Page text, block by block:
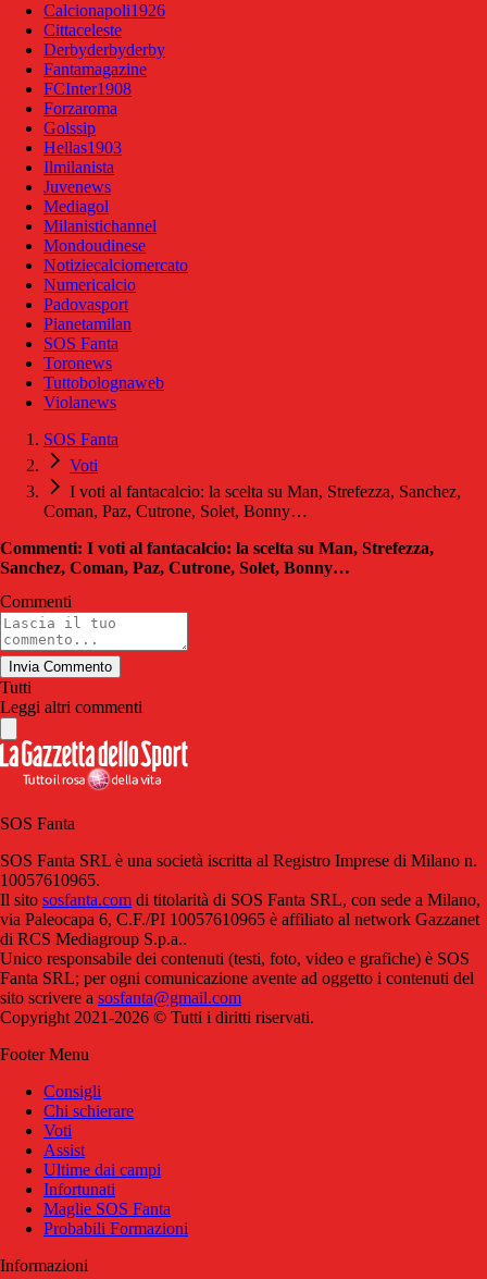
Calcionapoli1926
Cittaceleste
Derbyderbyderby
Fantamagazine
FCInter1908
Forzaroma
Golssip
Hellas1903
Ilmilanista
Juvenews
Mediagol
Milanistichannel
Mondoudinese
Notiziecalciomercato
Numericalcio
Padovasport
Pianetamilan
SOS Fanta
Toronews
Tuttobolognaweb
Violanews
SOS Fanta
Voti
I voti al fantacalcio: la scelta su Man, Strefezza, Sanchez,
Coman, Paz, Cutrone, Solet, Bonny…
Commenti: I voti al fantacalcio: la scelta su Man, Strefezza,
Sanchez, Coman, Paz, Cutrone, Solet, Bonny…
Commenti
Invia Commento
Tutti
Leggi altri commenti
SOS Fanta
SOS Fanta SRL è una società iscritta al Registro Imprese di Milano n.
10057610965.
Il sito sosfanta.com di titolarità di SOS Fanta SRL, con sede a Milano,
via Paleocapa 6, C.F./PI 10057610965 è affiliato al network Gazzanet
di RCS Mediagroup S.p.a..
Unico responsabile dei contenuti (testi, foto, video e grafiche) è SOS
Fanta SRL; per ogni comunicazione avente ad oggetto i contenuti del
sito scrivere a sosfanta@gmail.com
Copyright 2021-2026 © Tutti i diritti riservati.
Footer Menu
Consigli
Chi schierare
Voti
Assist
Ultime dai campi
Infortunati
Maglie SOS Fanta
Probabili Formazioni
Informazioni